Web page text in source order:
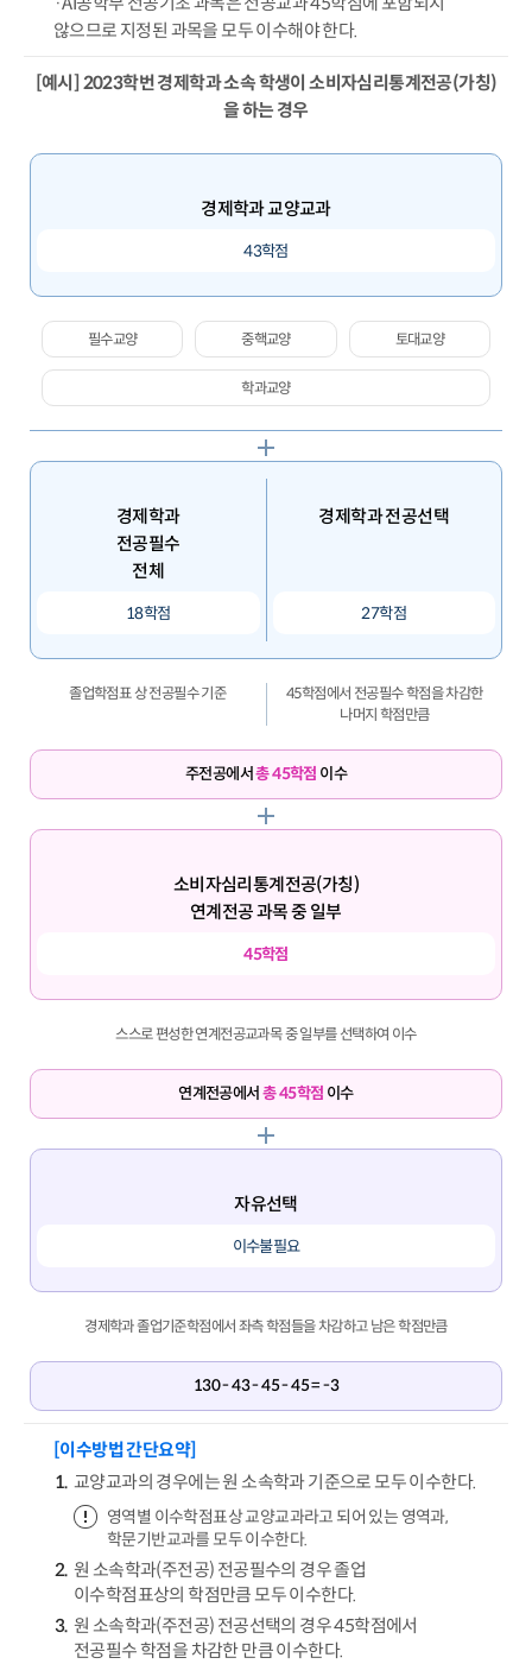
않으므로 지정된 과목을 모두 이수해야 한다.
[예시] 2023학번 경제학과 소속 학생이 소비자심리통계전공(가칭)
을 하는 경우
경제학과 교양교과
43학점
필수교양 중핵교양 토대교양
학과교양
경제학과
전공필수
전체
18학점
경제학과 전공선택
27학점
졸업학점표 상 전공필수 기준
45학점에서 전공필수 학점을 차감한
나머지 학점만큼
주전공에서총 45학점 이수
소비자심리통계전공(가칭)
연계전공 과목 중 일부
45학점
스스로 편성한 연계전공교과목 중 일부를 선택하여 이수
연계전공에서총 45학점 이수
자유선택
이수불필요
경제학과 졸업기준학점에서 좌측 학점들을 차감하고 남은 학점만큼
130 - 43 - 45 - 45 = -3
[이수방법 간단요약]
교양교과의 경우에는 원 소속학과 기준으로 모두 이수한다.
영역별 이수학점표상 교양교과라고 되어 있는 영역과,
학문기반교과를 모두 이수한다.
원 소속학과(주전공) 전공필수의 경우 졸업
이수학점표상의 학점만큼 모두 이수한다.
원 소속학과(주전공) 전공선택의 경우 45학점에서
전공필수 학점을 차감한 만큼 이수한다.